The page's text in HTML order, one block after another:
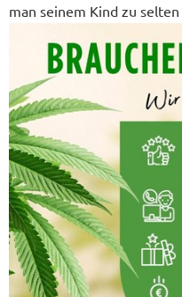
man seinem Kind zu